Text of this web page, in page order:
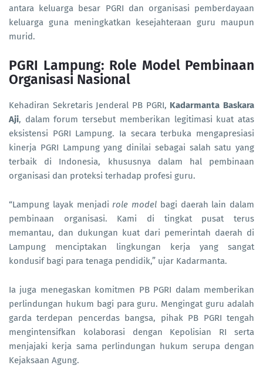
antara keluarga besar PGRI dan organisasi pemberdayaan
keluarga guna meningkatkan kesejahteraan guru maupun
murid.
PGRI Lampung: Role Model Pembinaan
Organisasi Nasional
Kehadiran Sekretaris Jenderal PB PGRI, Kadarmanta Baskara
Aji, dalam forum tersebut memberikan legitimasi kuat atas
eksistensi PGRI Lampung. Ia secara terbuka mengapresiasi
kinerja PGRI Lampung yang dinilai sebagai salah satu yang
terbaik di Indonesia, khususnya dalam hal pembinaan
organisasi dan proteksi terhadap profesi guru.
“Lampung layak menjadi role model bagi daerah lain dalam
pembinaan organisasi. Kami di tingkat pusat terus
memantau, dan dukungan kuat dari pemerintah daerah di
Lampung menciptakan lingkungan kerja yang sangat
kondusif bagi para tenaga pendidik,” ujar Kadarmanta.
Ia juga menegaskan komitmen PB PGRI dalam memberikan
perlindungan hukum bagi para guru. Mengingat guru adalah
garda terdepan pencerdas bangsa, pihak PB PGRI tengah
mengintensifkan kolaborasi dengan Kepolisian RI serta
menjajaki kerja sama perlindungan hukum serupa dengan
Kejaksaan Agung.